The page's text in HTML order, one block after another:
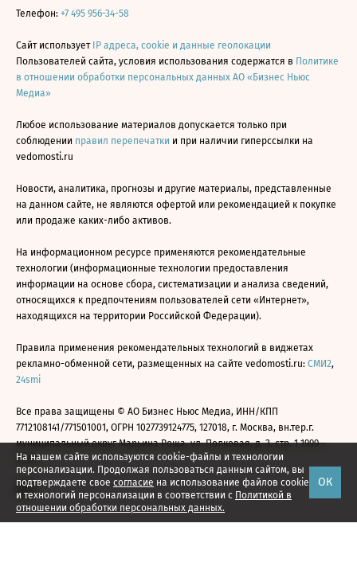
На нашем сайте используются cookie-файлы и технологии
персонализации. Продолжая пользоваться данным сайтом, вы
подтверждаете свое согласие на использование файлов cookie
и технологий персонализации в соответствии с Политикой в
отношении обработки персональных данных.
ОК
Телефон: +7 495 956-34-58
Сайт использует IP адреса, cookie и данные геолокации
Пользователей сайта, условия использования содержатся в Политике
в отношении обработки персональных данных АО «Бизнес Ньюс
Медиа»
Любое использование материалов допускается только при
соблюдении правил перепечатки и при наличии гиперссылки на
vedomosti.ru
Новости, аналитика, прогнозы и другие материалы, представленные
на данном сайте, не являются офертой или рекомендацией к покупке
или продаже каких-либо активов.
На информационном ресурсе применяются рекомендательные
технологии (информационные технологии предоставления
информации на основе сбора, систематизации и анализа сведений,
относящихся к предпочтениям пользователей сети «Интернет»,
находящихся на территории Российской Федерации).
Правила применения рекомендательных технологий в виджетах
рекламно-обменной сети, размещенных на сайте vedomosti.ru: СМИ2,
24smi
Все права защищены © АО Бизнес Ньюс Медиа, ИНН/КПП
7712108141/771501001, ОГРН 1027739124775, 127018, г. Москва, вн.тер.г.
муниципальный округ Марьина Роща, ул. Полковая, д. 3, стр. 1 1999—
2026